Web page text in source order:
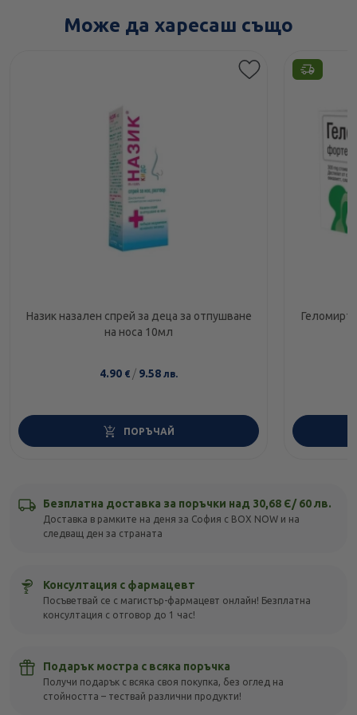
Може да харесаш също
Назик назален спрей за деца за отпушване
на носа 10мл
4.90 € / 9.58 лв.
ПОРЪЧАЙ
Безплатна доставка за поръчки над 30,68 Є/ 60 лв.
Доставка в рамките на деня за София с BOX NOW и на
следващ ден за страната
Консултация с фармацевт
Посъветвай се с магистър-фармацевт онлайн! Безплатна
консултация с отговор до 1 час!
Подарък мостра с всяка поръчка
Получи подарък с всяка своя покупка, без оглед на
стойността – тествай различни продукти!